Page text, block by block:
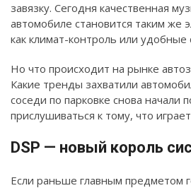
завязку. Сегодня качественная
автомобиле становится таким же
как климат-контроль или удобные
Но что происходит на рынке
Какие тренды захватили
соседи по парковке снова начали
прислушиваться к тому, что
DSP — новый король
Если раньше главным предметом